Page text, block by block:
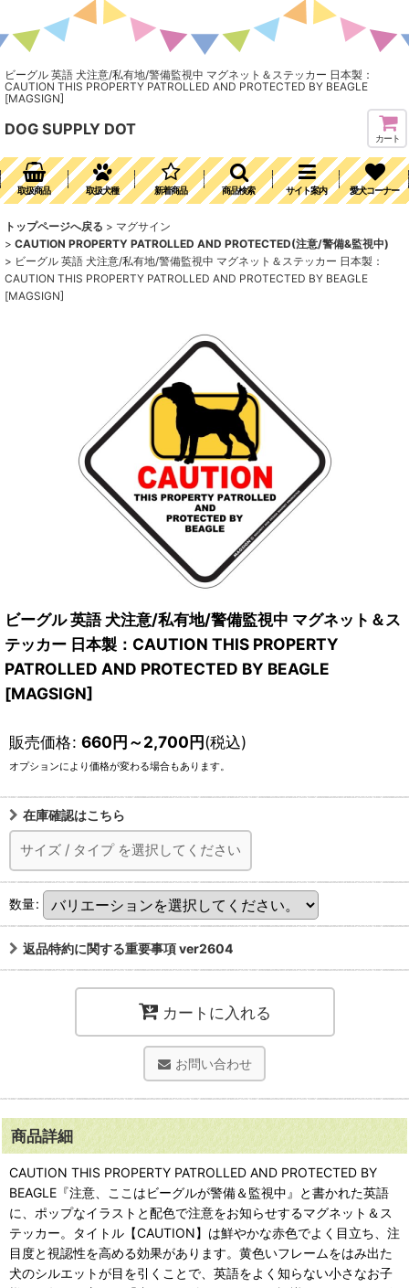
ビーグル 英語 犬注意/私有地/警備監視中 マグネット＆ステッカー 日本製：
CAUTION THIS PROPERTY PATROLLED AND PROTECTED BY BEAGLE
[MAGSIGN]
DOG SUPPLY DOT
カート
取扱商品 取扱犬種 新着商品 商品検索 サイト案内 愛犬コーナー
トップページへ戻る > マグサイン
> CAUTION PROPERTY PATROLLED AND PROTECTED(注意/警備&監視中)
> ビーグル 英語 犬注意/私有地/警備監視中 マグネット＆ステッカー 日本製：
CAUTION THIS PROPERTY PATROLLED AND PROTECTED BY BEAGLE
[MAGSIGN]
ビーグル 英語 犬注意/私有地/警備監視中 マグネット＆ス
テッカー 日本製：CAUTION THIS PROPERTY
PATROLLED AND PROTECTED BY BEAGLE
[MAGSIGN]
販売価格: 660円～2,700円(税込)
オプションにより価格が変わる場合もあります。
在庫確認はこちら
サイズ / タイプ を選択してください
数量:
返品特約に関する重要事項 ver2604
カートに入れる
お問い合わせ
商品詳細
CAUTION THIS PROPERTY PATROLLED AND PROTECTED BY
BEAGLE『注意、ここはビーグルが警備＆監視中』と書かれた英語
に、ポップなイラストと配色で注意をお知らせするマグネット＆ス
テッカー。タイトル【CAUTION】は鮮やかな赤色でよく目立ち、注
目度と視認性を高める効果があります。黄色いフレームをはみ出た
犬のシルエットが目を引くことで、英語をよく知らない小さなお子